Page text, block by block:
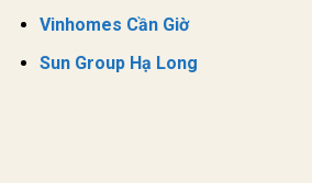
Vinhomes Cần Giờ
Sun Group Hạ Long